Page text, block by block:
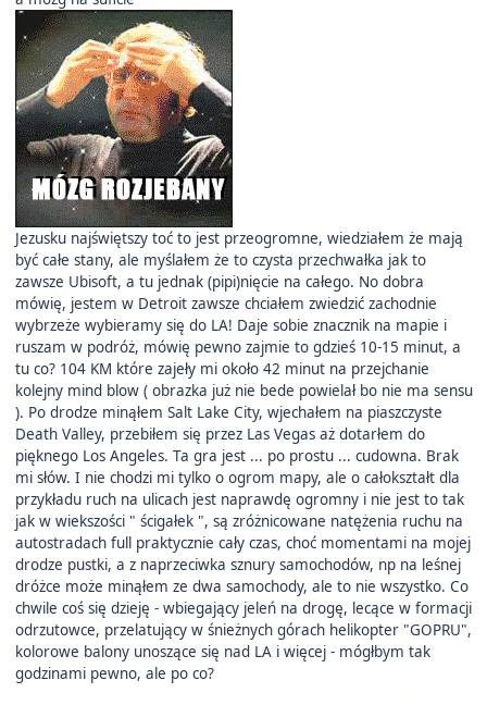
Jezusku najświętszy toć to jest przeogromne, wiedziałem że mają
być całe stany, ale myślałem że to czysta przechwałka jak to
zawsze Ubisoft, a tu jednak (pipi)nięcie na całego. No dobra
mówię, jestem w Detroit zawsze chciałem zwiedzić zachodnie
wybrzeże wybieramy się do LA! Daje sobie znacznik na mapie i
ruszam w podróż, mówię pewno zajmie to gdzieś 10-15 minut, a
tu co? 104 KM które zajeły mi około 42 minut na przejchanie
kolejny mind blow ( obrazka już nie bede powielał bo nie ma sensu
). Po drodze minąłem Salt Lake City, wjechałem na piaszczyste
Death Valley, przebiłem się przez Las Vegas aż dotarłem do
pięknego Los Angeles. Ta gra jest ... po prostu ... cudowna. Brak
mi słów. I nie chodzi mi tylko o ogrom mapy, ale o całokształt dla
przykładu ruch na ulicach jest naprawdę ogromny i nie jest to tak
jak w wiekszości " ścigałek ", są zróżnicowane natężenia ruchu na
autostradach full praktycznie cały czas, choć momentami na mojej
drodze pustki, a z naprzeciwka sznury samochodów, np na leśnej
dróżce może minąłem ze dwa samochody, ale to nie wszystko. Co
chwile coś się dzieję - wbiegający jeleń na drogę, lecące w formacji
odrzutowce, przelatujący w śnieżnych górach helikopter "GOPRU",
kolorowe balony unoszące się nad LA i więcej - mógłbym tak
godzinami pewno, ale po co?